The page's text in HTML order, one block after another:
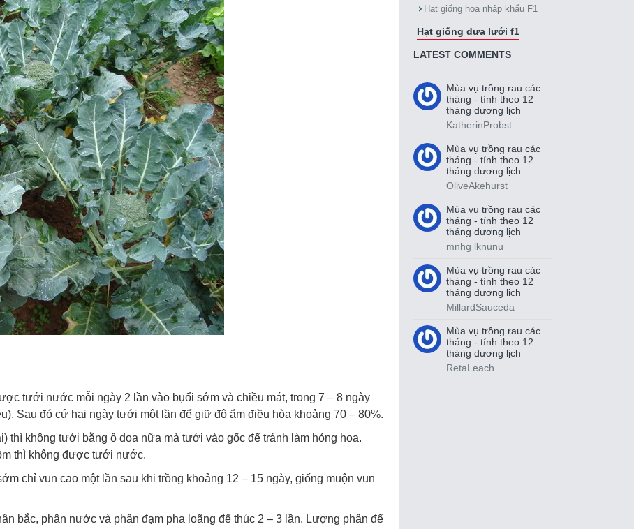
tưới nước mỗi ngày 2 lần vào bụổi sớm và chiều mát, trong 7 – 8 ngày
Sau đó cứ hai ngày tưới một lần để giữ độ ẩm điều hòa khoảng 70 – 80%.
thì không tưới bằng ô doa nữa mà tưới vào gốc để tránh làm hỏng hoa.
thì không được tưới nước.
chỉ vun cao một lần sau khi trồng khoảng 12 – 15 ngày, giống muộn vun
bắc, phân nước và phân đạm pha loãng để thúc 2 – 3 lần. Lượng phân để
Hạt giống hoa nhập khẩu F1
Hạt giống dưa lưới f1
LATEST COMMENTS
Mùa vụ trồng rau các
tháng - tính theo 12
tháng dương lịch
KatherinProbst
Mùa vụ trồng rau các
tháng - tính theo 12
tháng dương lịch
OliveAkehurst
Mùa vụ trồng rau các
tháng - tính theo 12
tháng dương lịch
mnhg lknunu
Mùa vụ trồng rau các
tháng - tính theo 12
tháng dương lịch
MillardSauceda
Mùa vụ trồng rau các
tháng - tính theo 12
tháng dương lịch
RetaLeach